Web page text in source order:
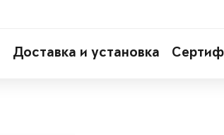
Доставка и установка